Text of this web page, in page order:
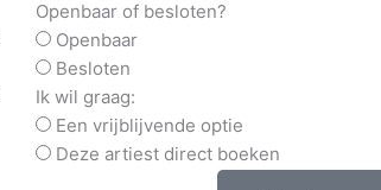
Openbaar of besloten?
Openbaar
Besloten
Ik wil graag:
Een vrijblijvende optie
Deze artiest direct boeken